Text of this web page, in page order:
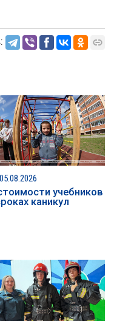
05.08.2026
учебников
каникул